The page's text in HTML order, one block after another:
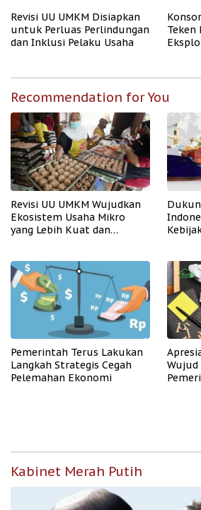
Revisi UU UMKM Disiapkan
untuk Perluas Perlindungan
dan Inklusi Pelaku Usaha
Teken
Recommendation for You
Revisi UU UMKM Wujudkan
Ekosistem Usaha Mikro
yang Lebih Kuat dan
Pemerintah Terus Lakukan
Langkah Strategis Cegah
Pelemahan Ekonomi
Kabinet Merah Putih